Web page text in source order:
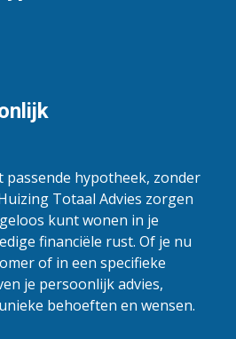
passende hypotheek, zonder
Totaal Advies zorgen
kunt wonen in je
financiële rust. Of je nu
of in een specifieke
je persoonlijk advies,
behoeften en wensen.